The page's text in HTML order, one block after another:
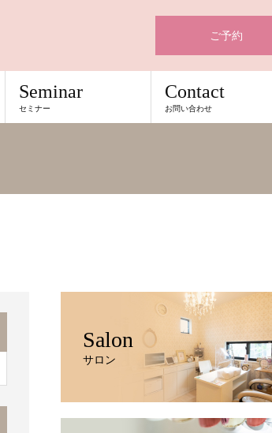
ご予約
Seminar
セミナー
Contact
お問い合わせ
Salon
サロン